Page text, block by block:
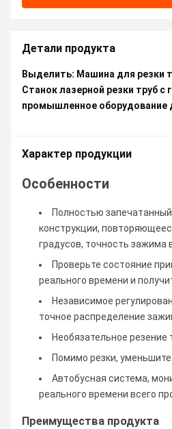
Детали продукта
Выделить: Машина для резки
Станок лазерной резки труб с
промышленное оборудование
Характер продукции
Особенности
Полностью
конструкции,
градусов, точность зажима
Проверьте состояние
реального времени и
Независимое
точное распределение
Необязательное резение
Помимо резки, уменьшите
Автобусная система,
реального времени всего
Преимущества продукта